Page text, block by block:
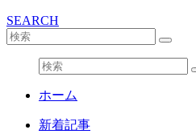
SEARCH
ホーム
新着記事